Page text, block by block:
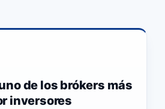
de los brókers más
inversores